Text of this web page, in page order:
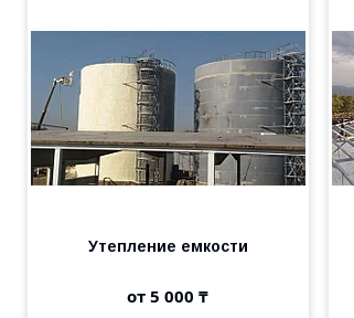
Утепление емкости
от 5 000 ₸